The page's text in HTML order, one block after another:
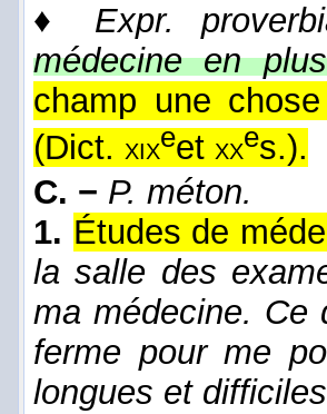
♦ Expr.
médecine en
champ une
(Dict. xixeet xxes.).
C. − P. méton.
1. Études de
la salle des
ma médecine. Ce
ferme pour me
longues et difficiles